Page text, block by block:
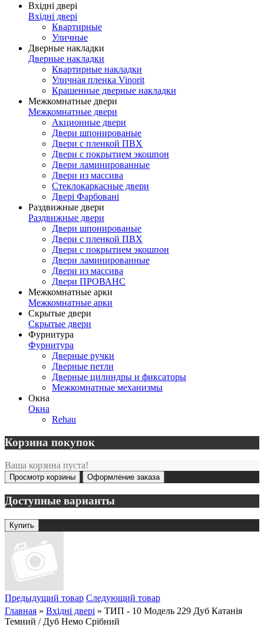
Вхідні двері
Вхідні двері
Квартирные
Уличные
Дверные накладки
Дверные накладки
Квартирные накладки
Уличная пленка Vinorit
Крашенные дверные накладки
Межкомнатные двери
Межкомнатные двери
Акционные двери
Двери шпонированые
Двери с пленкой ПВХ
Двери с покрытием экошпон
Двери ламинированные
Двери из массива
Стеклокаркасные двери
Двері Фарбовані
Раздвижные двери
Раздвижные двери
Двери шпонированые
Двери с пленкой ПВХ
Двери с покрытием экошпон
Двери ламинированные
Двери из массива
Двери ПРОВАНС
Межкомнатные арки
Межкомнатные арки
Скрытые двери
Скрытые двери
Фурнитура
Фурнитура
Дверные ручки
Дверные петли
Дверные цилиндры и фиксаторы
Межкомнатные механизмы
Окна
Окна
Rehau
Корзина покупок
Ваша корзина пуста!
Просмотр корзины Оформление заказа
Доступные варианты
Предыдущий товар Следующий товар
Главная » Вхідні двері » ТИП - 10 Модель 229 Дуб Катанія
Темний / Дуб Немо Срібний